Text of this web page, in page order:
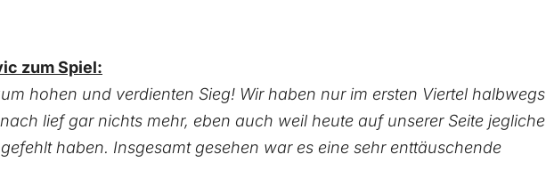
zum Spiel:
hohen und verdienten Sieg! Wir haben nur im ersten Viertel halbwegs
lief gar nichts mehr, eben auch weil heute auf unserer Seite jegliche
haben. Insgesamt gesehen war es eine sehr enttäuschende